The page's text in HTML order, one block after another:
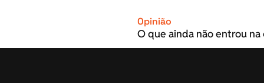
Opinião
O que ainda não entrou